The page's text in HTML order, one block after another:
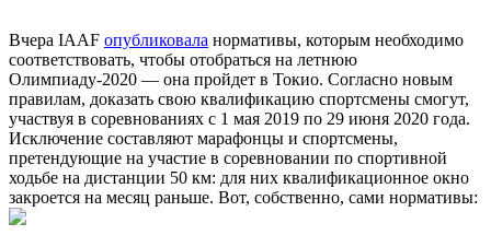
Вчера IAAF опубликовала нормативы, которым необходимо
соответствовать, чтобы отобраться на летнюю
Олимпиаду-2020 — она пройдет в Токио. Согласно новым
правилам, доказать свою квалификацию спортсмены смогут,
участвуя в соревнованиях с 1 мая 2019 по 29 июня 2020 года.
Исключение составляют марафонцы и спортсмены,
претендующие на участие в соревновании по спортивной
ходьбе на дистанции 50 км: для них квалификационное окно
закроется на месяц раньше. Вот, собственно, сами нормативы: